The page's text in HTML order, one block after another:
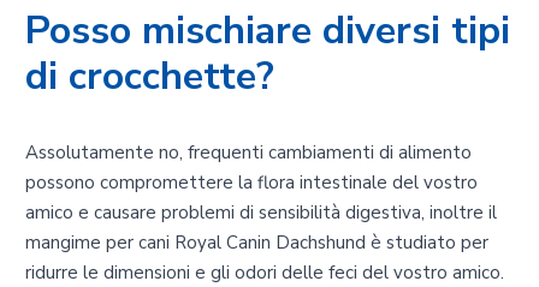
Posso mischiare diversi tipi
di crocchette?
Assolutamente no, frequenti cambiamenti di alimento
possono compromettere la flora intestinale del vostro
amico e causare problemi di sensibilità digestiva, inoltre il
mangime per cani Royal Canin Dachshund è studiato per
ridurre le dimensioni e gli odori delle feci del vostro amico.